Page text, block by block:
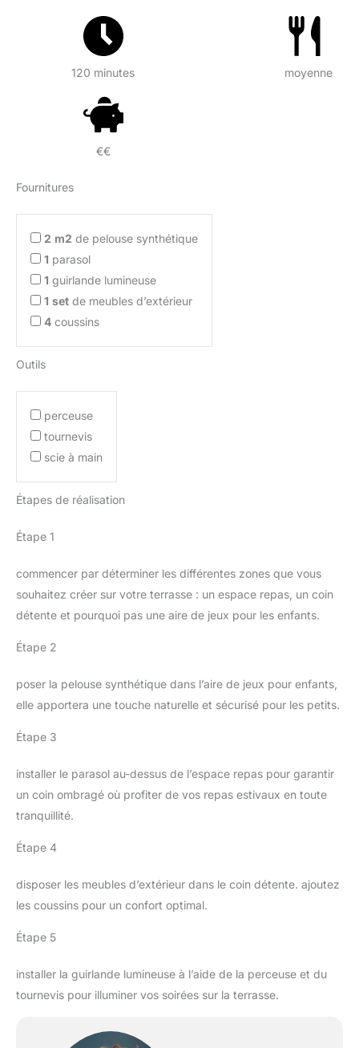
120 minutes moyenne
€€
Fournitures
2 m2 de pelouse synthétique
1 parasol
1 guirlande lumineuse
1 set de meubles d’extérieur
4 coussins
Outils
perceuse
tournevis
scie à main
Étapes de réalisation
Étape 1
commencer par déterminer les différentes zones que vous
souhaitez créer sur votre terrasse : un espace repas, un coin
détente et pourquoi pas une aire de jeux pour les enfants.
Étape 2
poser la pelouse synthétique dans l’aire de jeux pour enfants,
elle apportera une touche naturelle et sécurisé pour les petits.
Étape 3
installer le parasol au-dessus de l’espace repas pour garantir
un coin ombragé où profiter de vos repas estivaux en toute
tranquillité.
Étape 4
disposer les meubles d’extérieur dans le coin détente. ajoutez
les coussins pour un confort optimal.
Étape 5
installer la guirlande lumineuse à l’aide de la perceuse et du
tournevis pour illuminer vos soirées sur la terrasse.